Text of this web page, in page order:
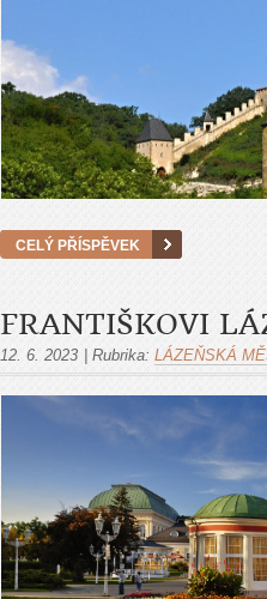
CELÝ PŘÍSPĚVEK
FRANTIŠKOVI
12. 6. 2023 Rubrika: LÁZEŇSKÁ